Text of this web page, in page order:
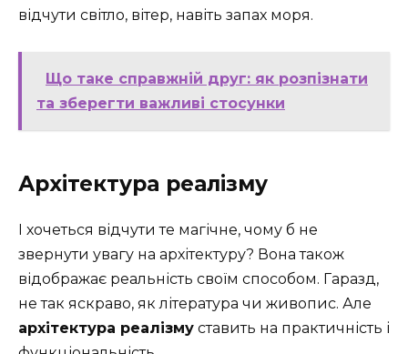
відчути світло, вітер, навіть запах моря.
Що таке справжній друг: як розпізнати
та зберегти важливі стосунки
Архітектура реалізму
І хочеться відчути те магічне, чому б не
звернути увагу на архітектуру? Вона також
відображає реальність своїм способом. Гаразд,
не так яскраво, як література чи живопис. Але
архітектура реалізму ставить на практичність і